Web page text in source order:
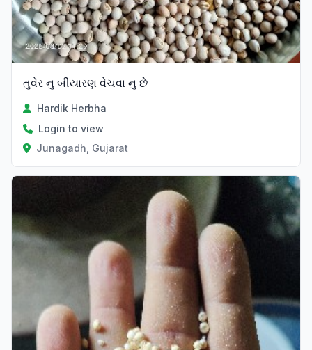
તુવેર નુ બીયારણ વેચવા નુ છે
Hardik Herbha
Login to view
Junagadh, Gujarat